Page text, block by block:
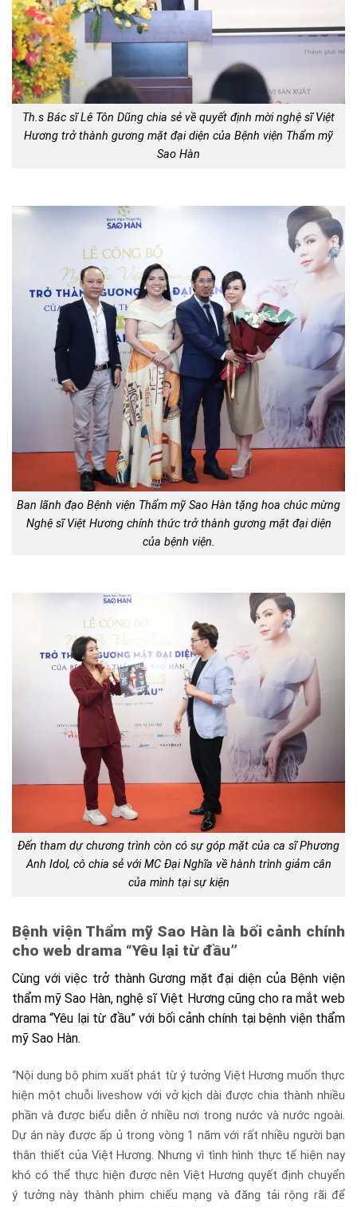
Th.s Bác sĩ Lê Tôn Dũng chia sẻ về quyết định mời nghệ sĩ Việt
Hương trở thành gương mặt đại diện của Bệnh viện Thẩm mỹ
Sao Hàn
Ban lãnh đạo Bệnh viện Thẩm mỹ Sao Hàn tặng hoa chúc mừng
Nghệ sĩ Việt Hương chính thức trở thành gương mặt đại diện
của bệnh viện.
Đến tham dự chương trình còn có sự góp mặt của ca sĩ Phương
Anh Idol, cô chia sẻ với MC Đại Nghĩa về hành trình giảm cân
của mình tại sự kiện
Bệnh viện Thẩm mỹ Sao Hàn là bối cảnh chính
cho web drama “Yêu lại từ đầu”
Cùng với việc trở thành Gương mặt đại diện của Bệnh viện
thẩm mỹ Sao Hàn, nghệ sĩ Việt Hương cũng cho ra mắt web
drama “Yêu lại từ đầu” với bối cảnh chính tại bệnh viện thẩm
mỹ Sao Hàn.
“Nội dung bộ phim xuất phát từ ý tưởng Việt Hương muốn thực
hiện một chuỗi liveshow với vở kịch dài được chia thành nhiều
phần và được biểu diễn ở nhiều nơi trong nước và nước ngoài.
Dự án này được ấp ủ trong vòng 1 năm với rất nhiều người bạn
thân thiết của Việt Hương. Nhưng vì tình hình thực tế hiện nay
khó có thể thực hiện được nên Việt Hương quyết định chuyển
ý tưởng này thành phim chiếu mạng và đăng tải rộng rãi để